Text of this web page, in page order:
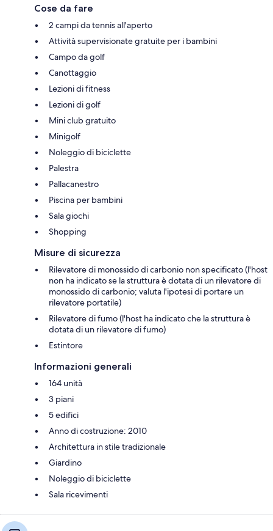
Cose da fare
2 campi da tennis all'aperto
Attività supervisionate gratuite per i bambini
Campo da golf
Canottaggio
Lezioni di fitness
Lezioni di golf
Mini club gratuito
Minigolf
Noleggio di biciclette
Palestra
Pallacanestro
Piscina per bambini
Sala giochi
Shopping
Misure di sicurezza
Rilevatore di monossido di carbonio non specificato (l'host
non ha indicato se la struttura è dotata di un rilevatore di
monossido di carbonio; valuta l'ipotesi di portare un
rilevatore portatile)
Rilevatore di fumo (l'host ha indicato che la struttura è
dotata di un rilevatore di fumo)
Estintore
Informazioni generali
164 unità
3 piani
5 edifici
Anno di costruzione: 2010
Architettura in stile tradizionale
Giardino
Noleggio di biciclette
Sala ricevimenti